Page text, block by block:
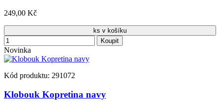
249,00 Kč
ks v košíku
Koupit
Novinka
Kód produktu: 291072
Klobouk Kopretina navy